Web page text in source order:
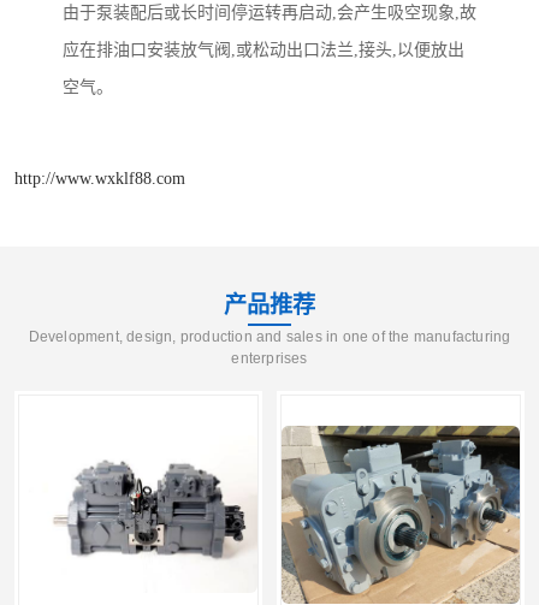
由于泵装配后或长时间停运转再启动,会产生吸空现象,故
应在排油口安装放气阀,或松动出口法兰,接头,以便放出
空气。
http://www.wxklf88.com
产品推荐
Development, design, production and sales in one of the manufacturing
enterprises